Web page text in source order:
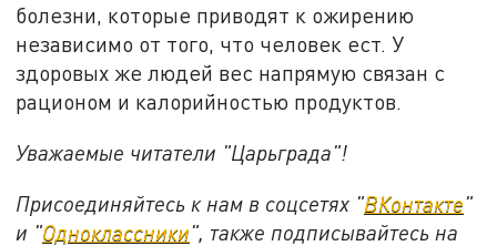
болезни, которые приводят к ожирению
независимо от того, что человек ест. У
здоровых же людей вес напрямую связан с
рационом и калорийностью продуктов.
Уважаемые читатели "Царьграда"!
Присоединяйтесь к нам в соцсетях "ВКонтакте"
и "Одноклассники", также подписывайтесь на